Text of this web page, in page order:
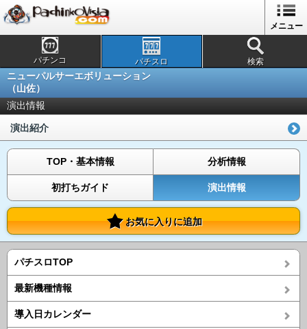
メニュー
パチンコ パチスロ 検索
ニューパルサーエボリューション
（山佐）
演出情報
演出紹介
TOP・基本情報 分析情報
初打ちガイド 演出情報
お気に入りに追加
パチスロTOP
最新機種情報
導入日カレンダー